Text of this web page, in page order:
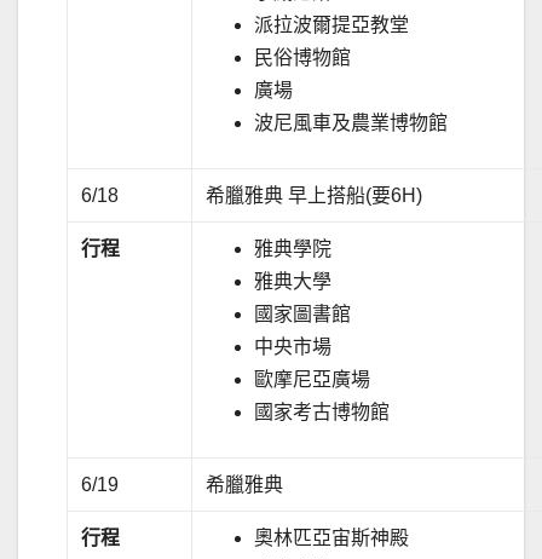
派拉波爾提亞教堂
民俗博物館
廣場
波尼風車及農業博物館
6/18 希臘雅典 早上搭船(要6H)
行程
雅典學院
雅典大學
國家圖書館
中央市場
歐摩尼亞廣場
國家考古博物館
6/19 希臘雅典
行程
奧林匹亞宙斯神殿